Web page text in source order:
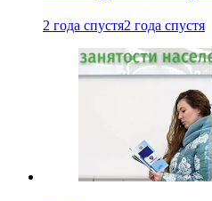
2 года спустя2 года спустя